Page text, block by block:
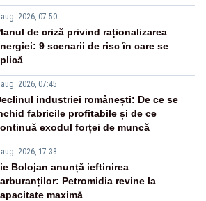
2026, 07:50
de criză privind raționalizarea
9 scenarii de risc în care se
2026, 07:45
industriei românești: De ce se
fabricile profitabile și de ce
exodul forței de muncă
2026, 17:38
Bolojan anunță ieftinirea
Petromidia revine la
maximă